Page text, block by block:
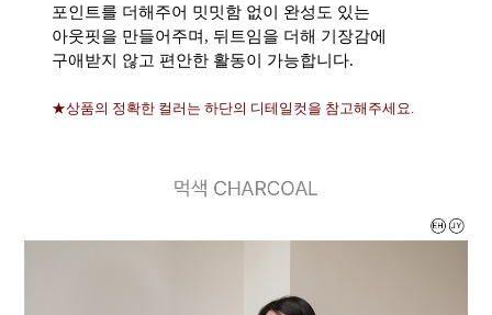
포인트를 더해주어 밋밋함 없이 완성도 있는
아웃핏을 만들어주며, 뒤트임을 더해 기장감에
구애받지 않고 편안한 활동이 가능합니다.
★상품의 정확한 컬러는 하단의 디테일컷을 참고해주세요.